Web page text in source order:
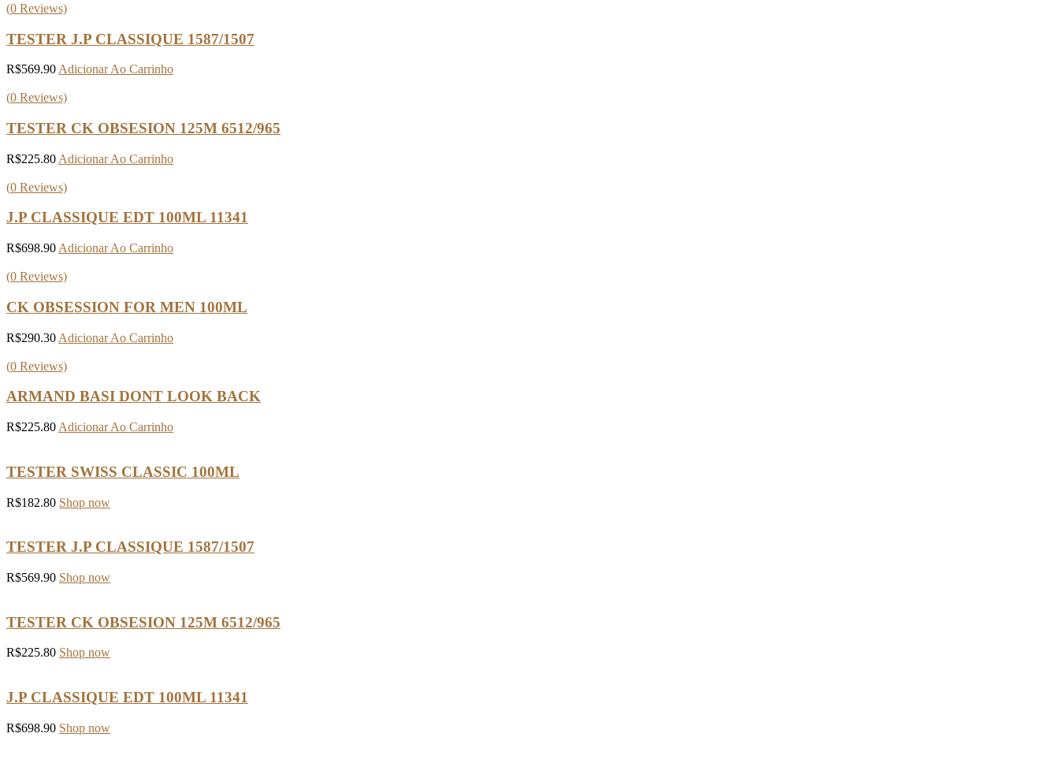
(0 Reviews)
TESTER J.P CLASSIQUE 1587/1507
R$569.90 Adicionar Ao Carrinho
(0 Reviews)
TESTER CK OBSESION 125M 6512/965
R$225.80 Adicionar Ao Carrinho
(0 Reviews)
J.P CLASSIQUE EDT 100ML 11341
R$698.90 Adicionar Ao Carrinho
(0 Reviews)
CK OBSESSION FOR MEN 100ML
R$290.30 Adicionar Ao Carrinho
(0 Reviews)
ARMAND BASI DONT LOOK BACK
R$225.80 Adicionar Ao Carrinho
TESTER SWISS CLASSIC 100ML
R$182.80 Shop now
TESTER J.P CLASSIQUE 1587/1507
R$569.90 Shop now
TESTER CK OBSESION 125M 6512/965
R$225.80 Shop now
J.P CLASSIQUE EDT 100ML 11341
R$698.90 Shop now